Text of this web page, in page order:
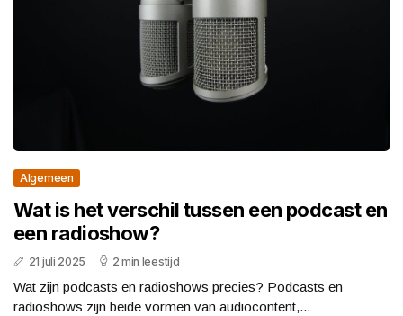
Algemeen
Wat is het verschil tussen een podcast en
een radioshow?
21 juli 2025 2 min leestijd
Wat zijn podcasts en radioshows precies? Podcasts en
radioshows zijn beide vormen van audiocontent,...